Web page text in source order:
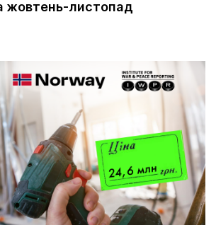
жовтень-листопад